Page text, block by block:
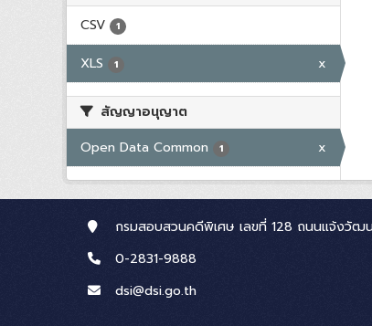
CSV
1
XLS 1 x
สัญญาอนุญาต
Open Data Common
1 x
กรมสอบสวนคดีพิเศษ เลขที่ 128 ถนนแจ้งวัฒ
0-2831-9888
dsi@dsi.go.th